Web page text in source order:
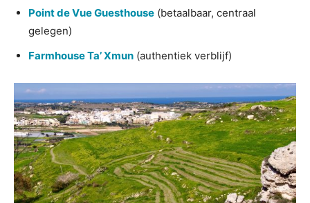
Point de Vue Guesthouse (betaalbaar, centraal
gelegen)
Farmhouse Ta’ Xmun (authentiek verblijf)